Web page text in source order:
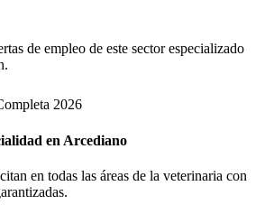
de empleo de este sector especializado
2026
en Arcediano
en todas las áreas de la veterinaria con